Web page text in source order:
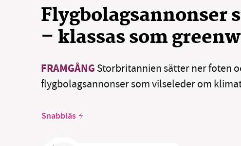
Flygbolagsannonser
– klassas som
FRAMGÅNG Storbritannien sätter ner foten
flygbolagsannonser som vilseleder om
Snabbläs